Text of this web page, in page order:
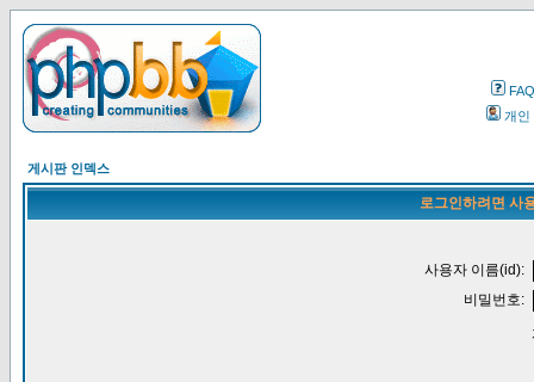
FAQ
개인
게시판 인덱스
로그인하려면 사
사용자 이름(id):
비밀번호: